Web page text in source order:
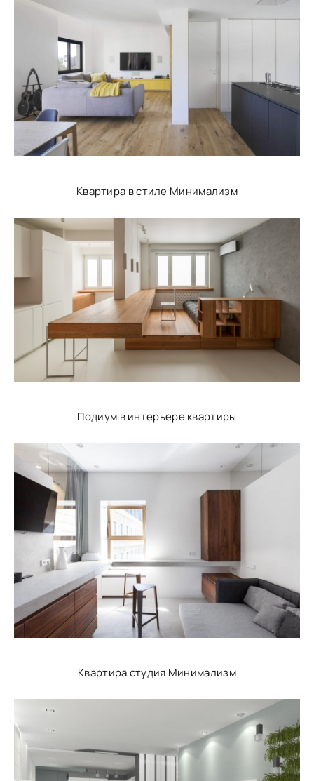
Квартира в стиле Минимализм
Подиум в интерьере квартиры
Квартира студия Минимализм